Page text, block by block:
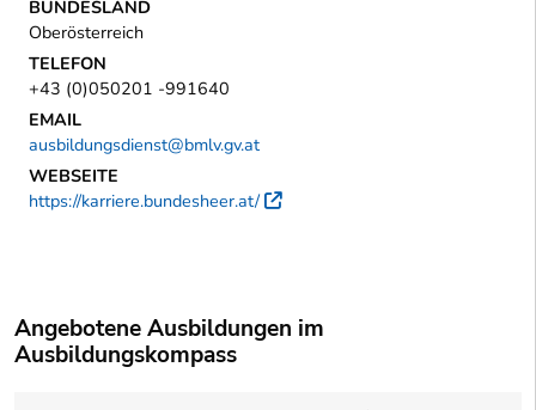
BUNDESLAND
Oberösterreich
TELEFON
+43 (0)050201 -991640
EMAIL
ausbildungsdienst@bmlv.gv.at
WEBSEITE
https://karriere.bundesheer.at/
Externer Link
Angebotene Ausbildungen im
Ausbildungskompass